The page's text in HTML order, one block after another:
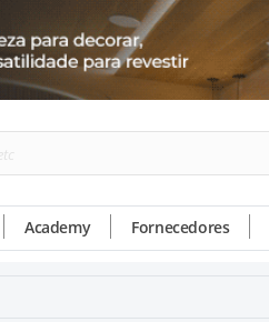
Academy Fornecedores